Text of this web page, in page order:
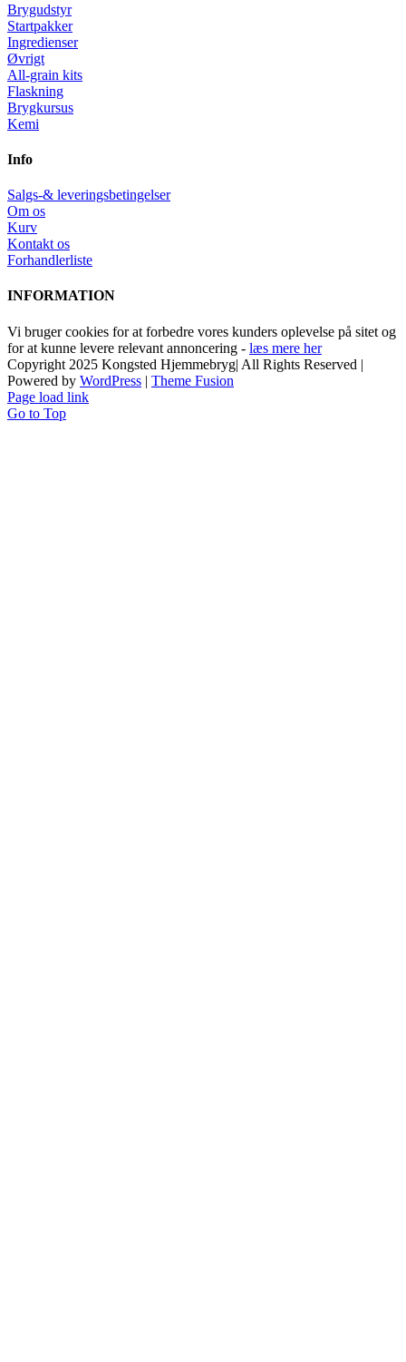
Brygudstyr
Startpakker
Ingredienser
Øvrigt
All-grain kits
Flaskning
Brygkursus
Kemi
Info
Salgs-& leveringsbetingelser
Om os
Kurv
Kontakt os
Forhandlerliste
INFORMATION
Vi bruger cookies for at forbedre vores kunders oplevelse på sitet og
for at kunne levere relevant annoncering - læs mere her
Copyright 2025 Kongsted Hjemmebryg| All Rights Reserved |
Powered by WordPress | Theme Fusion
Page load link
Go to Top